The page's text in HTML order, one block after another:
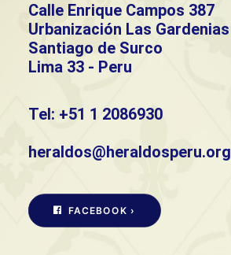
Calle Enrique Campos 387
Urbanización Las Gardenias
Santiago de Surco
Lima 33 - Peru
Tel: +51 1 2086930
heraldos@heraldosperu.org
FACEBOOK ›